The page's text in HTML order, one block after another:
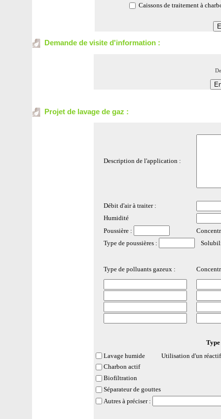
Caissons de traitement à
Demande de visite d'information :
Projet de lavage de gaz :
Description de l'application :
Débit d'air à traiter :
Humidité
Poussière :
Type de poussières :
Type de polluants gazeux :
Lavage humide Utilisation d'un
Charbon actif
Biofiltration
Séparateur de gouttes
Autres à préciser :